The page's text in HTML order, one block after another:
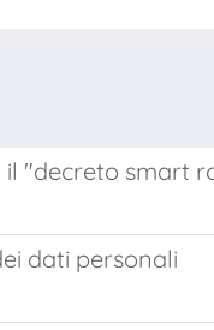
il "decreto smart
dati personali